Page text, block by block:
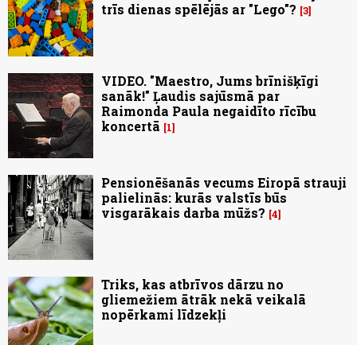
trīs dienas spēlējās ar "Lego"? 3
VIDEO. "Maestro, Jums brīnišķīgi
sanāk!" Ļaudis sajūsmā par
Raimonda Paula negaidīto rīcību
koncertā
1
Pensionēšanās vecums Eiropā strauji
palielinās: kurās valstīs būs
visgarākais darba mūžs? 4
Triks, kas atbrīvos dārzu no
gliemežiem ātrāk nekā veikalā
nopērkami līdzekļi